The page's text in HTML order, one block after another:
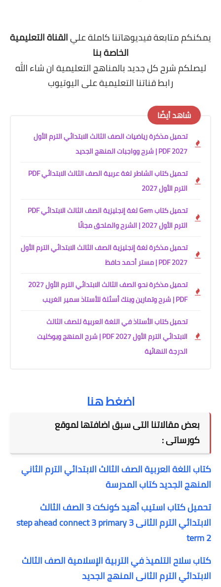
يمكنكم متابعة فيديوهاتنا كاملة عليالقناة التعليمية
الخاصة بنا
ليصلكم شرح كل جديد بالمناهج التعليميةان شاء الله
رابط قناتنا التعليمية على اليوتيوب
شاهد أيضًا
تحميل مذكرة رياضيات الصف الثالث الابتدائي الترم الأول
2027 PDF | شرح وواجبات المنهج الجديد
تحميل كتاب الشاطر لغة عربية الصف الثالث الابتدائي PDF
الترم الأول 2027
تحميل كتاب Gem لغة إنجليزية الصف الثالث الابتدائي PDF
الترم الأول 2027 | الشرح والملحق مجانًا
تحميل مذكرة لغة إنجليزية الصف الثالث الابتدائي الترم الأول
2027 PDF | مستر أحمد حافظ
تحميل مذكرة نحو الصف الثالث الابتدائي الترم الأول 2027
PDF | شرح وتمارين وبنك أسئلة للأستاذ سمير الغريب
تحميل كتاب الأستاذ في اللغة العربية للصف الثالث
الابتدائي الترم الأول 2027 PDF | شرح المنهج وبوكليت
الدرجة النهائية
اضغط هنا
بعض مقالاتنا التى سبق اضافتها لموقع
كورساتى :
كتاب اللغة العربية الصف الثالث الابتدائي الترم الثاني
المنهج الجديد كتاب المدرسة
تحميل كتاب استيب أهيد كونكت 3 الصف الثالث
الابتدائي الترم الثانى step ahead connect 3 primary 3
term 2
كتاب سلاح التلميذ في التربية الإسلامية الصف الثالث
الابتدائي الترم الثانى المنهج الجديد